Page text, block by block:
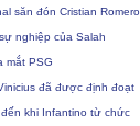
săn đón Cristian Romero
nghiệp của Salah
mắt PSG
đã được định đoạt
đến khi Infantino từ chức